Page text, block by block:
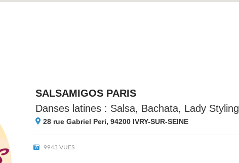
SALSAMIGOS PARIS
Danses latines : Salsa, Bachata, Lady Styling
28 rue Gabriel Peri, 94200 IVRY-SUR-SEINE
9943 VUES